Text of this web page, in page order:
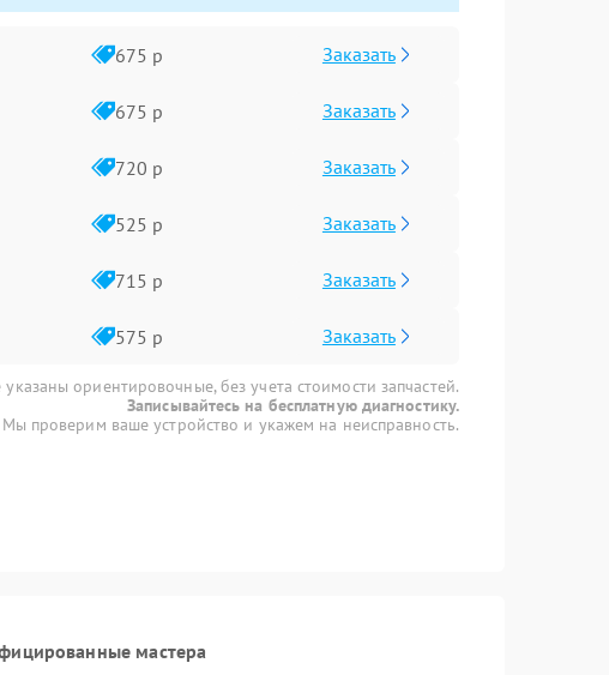
675 р Заказать
675 р Заказать
720 р Заказать
525 р Заказать
715 р Заказать
575 р Заказать
ориентировочные, без учета стоимости запчастей.
Записывайтесь на бесплатную диагностику.
Мы проверим ваше устройство и укажем на неисправность.
мастера